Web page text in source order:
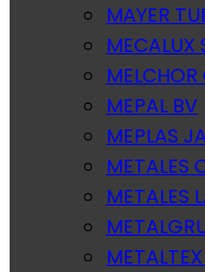
MAYER
MECALUX
MEPAL BV
MEPLAS
METALES
METALES